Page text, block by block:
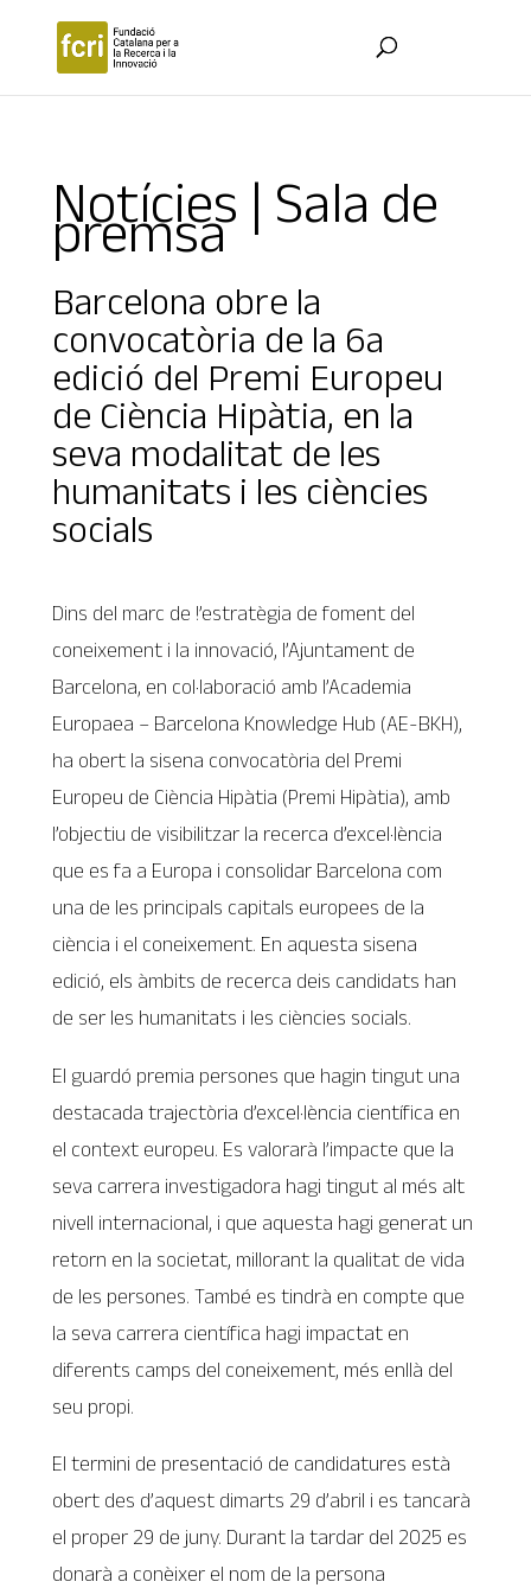
Notícies | Sala de
premsa
Barcelona obre la
convocatòria de la 6a
edició del Premi Europeu
de Ciència Hipàtia, en la
seva modalitat de les
humanitats i les ciències
socials
Dins del marc de !’estratègia de foment del
coneixement i la innovació, l’Ajuntament de
Barcelona, en col·laboració amb l’Academia
Europaea – Barcelona Knowledge Hub (AE-BKH),
ha obert la sisena convocatòria del Premi
Europeu de Ciència Hipàtia (Premi Hipàtia), amb
l’objectiu de visibilitzar la recerca d’excel·lència
que es fa a Europa i consolidar Barcelona com
una de les principals capitals europees de la
ciència i el coneixement. En aquesta sisena
edició, els àmbits de recerca deis candidats han
de ser les humanitats i les ciències socials.
El guardó premia persones que hagin tingut una
destacada trajectòria d’excel·lència científica en
el context europeu. Es valorarà l’impacte que la
seva carrera investigadora hagi tingut al més alt
nivell internacional, i que aquesta hagi generat un
retorn en la societat, millorant la qualitat de vida
de les persones. També es tindrà en compte que
la seva carrera científica hagi impactat en
diferents camps del coneixement, més enllà del
seu propi.
El termini de presentació de candidatures està
obert des d’aquest dimarts 29 d’abril i es tancarà
el proper 29 de juny. Durant la tardar del 2025 es
donarà a conèixer el nom de la persona